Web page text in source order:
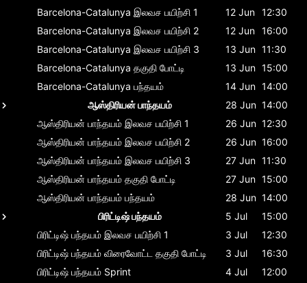
Barcelona-Catalunya இலவச பயிற்சி 1 12 Jun 12:30
Barcelona-Catalunya இலவச பயிற்சி 2 12 Jun 16:00
Barcelona-Catalunya இலவச பயிற்சி 3 13 Jun 11:30
Barcelona-Catalunya தகுதி போட்டி 13 Jun 15:00
Barcelona-Catalunya பந்தயம் 14 Jun 14:00
ஆஸ்திரியன் பாந்தயம்
28 Jun 14:00
ஆஸ்திரியன் பாந்தயம் இலவச பயிற்சி 1 26 Jun 12:30
ஆஸ்திரியன் பாந்தயம் இலவச பயிற்சி 2 26 Jun 16:00
ஆஸ்திரியன் பாந்தயம் இலவச பயிற்சி 3 27 Jun 11:30
ஆஸ்திரியன் பாந்தயம் தகுதி போட்டி 27 Jun 15:00
ஆஸ்திரியன் பாந்தயம் பந்தயம் 28 Jun 14:00
பிரிட்டிஷ் பந்தயம்
5 Jul
15:00
பிரிட்டிஷ் பந்தயம் இலவச பயிற்சி 1 3 Jul
12:30
பிரிட்டிஷ் பந்தயம் விரைவோட்ட தகுதி போட்டி 3 Jul
16:30
பிரிட்டிஷ் பந்தயம் Sprint 4 Jul
12:00